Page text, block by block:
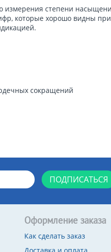
измерения степени
которые хорошо видны
сокращений
ПОДПИСАТЬСЯ
Оформление заказа
Как сделать заказ